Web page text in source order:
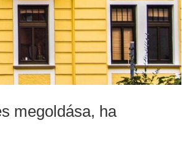
megoldása, ha